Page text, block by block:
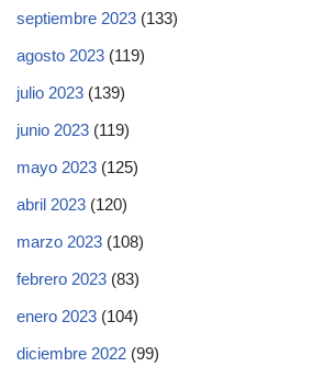
septiembre 2023 (133)
agosto 2023 (119)
julio 2023 (139)
junio 2023 (119)
mayo 2023 (125)
abril 2023 (120)
marzo 2023 (108)
febrero 2023 (83)
enero 2023 (104)
diciembre 2022 (99)